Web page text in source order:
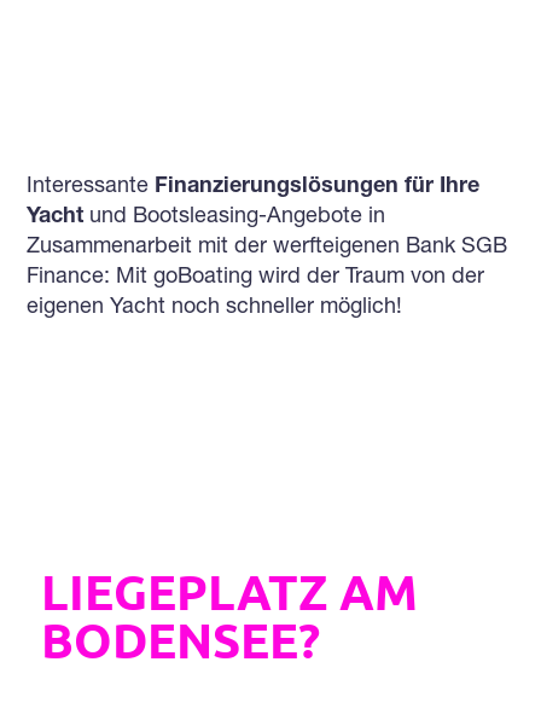
Interessante Finanzierungslösungen für Ihre
Yacht und Bootsleasing-Angebote in
Zusammenarbeit mit der werfteigenen Bank SGB
Finance: Mit goBoating wird der Traum von der
eigenen Yacht noch schneller möglich!
LIEGEPLATZ AM
BODENSEE?